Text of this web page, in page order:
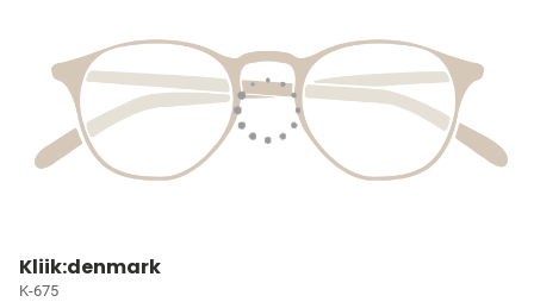
Kliik:denmark
K-675